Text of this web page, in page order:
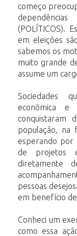
começo
(POLÍTICOS).
em eleições
sabemos os
muito grande
assume um
Sociedades
econômica e
conquistaram
população, na
esperando por
de projetos
diretamente
pessoas
em benefício
Conheci um
como essa